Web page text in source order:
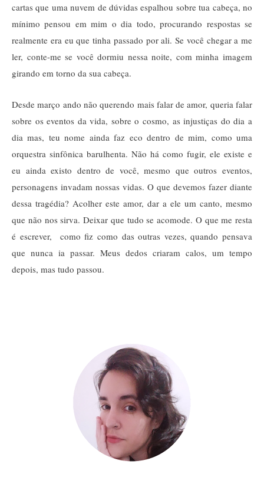
cartas que uma nuvem de dúvidas espalhou sobre tua cabeça, no
mínimo pensou em mim o dia todo, procurando respostas se
realmente era eu que tinha passado por ali. Se você chegar a me
ler, conte-me se você dormiu nessa noite, com minha imagem
girando em torno da sua cabeça.
Desde março ando não querendo mais falar de amor, queria falar
sobre os eventos da vida, sobre o cosmo, as injustiças do dia a
dia mas, teu nome ainda faz eco dentro de mim, como uma
orquestra sinfônica barulhenta. Não há como fugir, ele existe e
eu ainda existo dentro de você, mesmo que outros eventos,
personagens invadam nossas vidas. O que devemos fazer diante
dessa tragédia? Acolher este amor, dar a ele um canto, mesmo
que não nos sirva. Deixar que tudo se acomode. O que me resta
é escrever,  como fiz como das outras vezes, quando pensava
que nunca ia passar. Meus dedos criaram calos, um tempo
depois, mas tudo passou.